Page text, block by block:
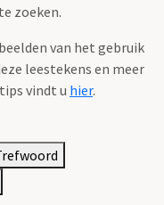
te zoeken.
van het gebruik
leestekens en meer
vindt u hier.